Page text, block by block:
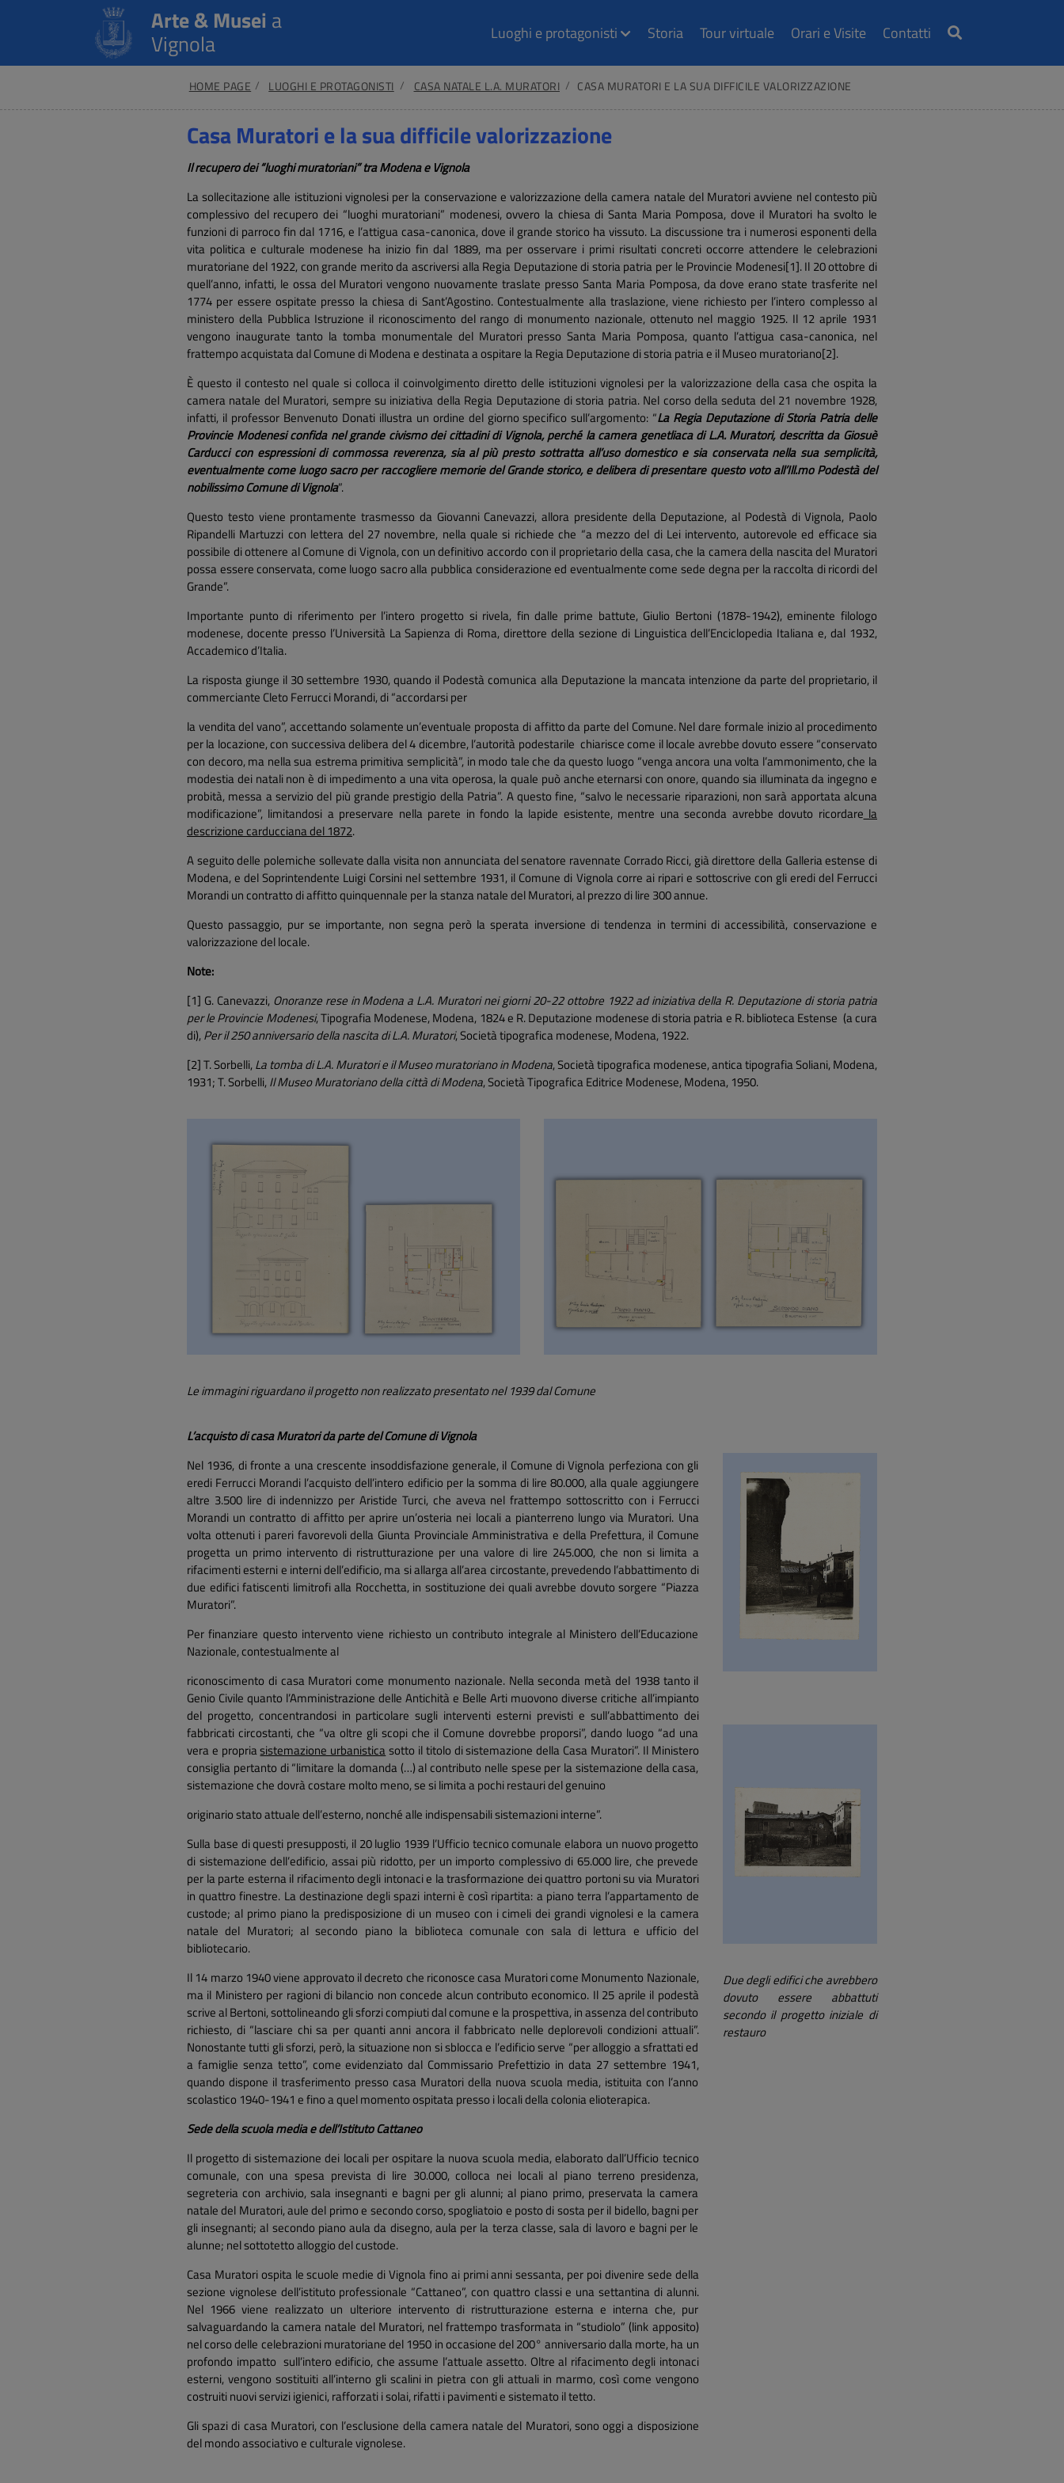
Arte & Musei a
Vignola Luoghi e protagonisti Storia Tour virtuale Orari e Visite Contatti
HOME PAGE LUOGHI E PROTAGONISTI CASA NATALE L.A. MURATORI CASA MURATORI E LA SUA DIFFICILE VALORIZZAZIONE
Casa Muratori e la sua difficile valorizzazione
Il recupero dei “luoghi muratoriani” tra Modena e Vignola
La sollecitazione alle istituzioni vignolesi per la conservazione e valorizzazione della camera natale del Muratori avviene nel contesto più
complessivo del recupero dei “luoghi muratoriani” modenesi, ovvero la chiesa di Santa Maria Pomposa, dove il Muratori ha svolto le
funzioni di parroco fin dal 1716, e l’attigua casa-canonica, dove il grande storico ha vissuto. La discussione tra i numerosi esponenti della
vita politica e culturale modenese ha inizio fin dal 1889, ma per osservare i primi risultati concreti occorre attendere le celebrazioni
muratoriane del 1922, con grande merito da ascriversi alla Regia Deputazione di storia patria per le Provincie Modenesi[1]. Il 20 ottobre di
quell’anno, infatti, le ossa del Muratori vengono nuovamente traslate presso Santa Maria Pomposa, da dove erano state trasferite nel
1774 per essere ospitate presso la chiesa di Sant’Agostino. Contestualmente alla traslazione, viene richiesto per l’intero complesso al
ministero della Pubblica Istruzione il riconoscimento del rango di monumento nazionale, ottenuto nel maggio 1925. Il 12 aprile 1931
vengono inaugurate tanto la tomba monumentale del Muratori presso Santa Maria Pomposa, quanto l’attigua casa-canonica, nel
frattempo acquistata dal Comune di Modena e destinata a ospitare la Regia Deputazione di storia patria e il Museo muratoriano[2].
È questo il contesto nel quale si colloca il coinvolgimento diretto delle istituzioni vignolesi per la valorizzazione della casa che ospita la
camera natale del Muratori, sempre su iniziativa della Regia Deputazione di storia patria. Nel corso della seduta del 21 novembre 1928,
infatti, il professor Benvenuto Donati illustra un ordine del giorno specifico sull’argomento: “La Regia Deputazione di Storia Patria delle
Provincie Modenesi confida nel grande civismo dei cittadini di Vignola, perché la camera genetliaca di L.A. Muratori, descritta da Giosuè
Carducci con espressioni di commossa reverenza, sia al più presto sottratta all’uso domestico e sia conservata nella sua semplicità,
eventualmente come luogo sacro per raccogliere memorie del Grande storico, e delibera di presentare questo voto all’Ill.mo Podestà del
nobilissimo Comune di Vignola”.
Questo testo viene prontamente trasmesso da Giovanni Canevazzi, allora presidente della Deputazione, al Podestà di Vignola, Paolo
Ripandelli Martuzzi con lettera del 27 novembre, nella quale si richiede che “a mezzo del di Lei intervento, autorevole ed efficace sia
possibile di ottenere al Comune di Vignola, con un definitivo accordo con il proprietario della casa, che la camera della nascita del Muratori
possa essere conservata, come luogo sacro alla pubblica considerazione ed eventualmente come sede degna per la raccolta di ricordi del
Grande”.
Importante punto di riferimento per l’intero progetto si rivela, fin dalle prime battute, Giulio Bertoni (1878-1942), eminente filologo
modenese, docente presso l’Università La Sapienza di Roma, direttore della sezione di Linguistica dell’Enciclopedia Italiana e, dal 1932,
Accademico d’Italia.
La risposta giunge il 30 settembre 1930, quando il Podestà comunica alla Deputazione la mancata intenzione da parte del proprietario, il
commerciante Cleto Ferrucci Morandi, di “accordarsi per
la vendita del vano”, accettando solamente un’eventuale proposta di affitto da parte del Comune. Nel dare formale inizio al procedimento
per la locazione, con successiva delibera del 4 dicembre, l’autorità podestarile chiarisce come il locale avrebbe dovuto essere “conservato
con decoro, ma nella sua estrema primitiva semplicità”, in modo tale che da questo luogo “venga ancora una volta l’ammonimento, che la
modestia dei natali non è di impedimento a una vita operosa, la quale può anche eternarsi con onore, quando sia illuminata da ingegno e
probità, messa a servizio del più grande prestigio della Patria”. A questo fine, “salvo le necessarie riparazioni, non sarà apportata alcuna
modificazione”, limitandosi a preservare nella parete in fondo la lapide esistente, mentre una seconda avrebbe dovuto ricordare la
descrizione carducciana del 1872.
A seguito delle polemiche sollevate dalla visita non annunciata del senatore ravennate Corrado Ricci, già direttore della Galleria estense di
Modena, e del Soprintendente Luigi Corsini nel settembre 1931, il Comune di Vignola corre ai ripari e sottoscrive con gli eredi del Ferrucci
Morandi un contratto di affitto quinquennale per la stanza natale del Muratori, al prezzo di lire 300 annue.
Questo passaggio, pur se importante, non segna però la sperata inversione di tendenza in termini di accessibilità, conservazione e
valorizzazione del locale.
Note:
[1] G. Canevazzi, Onoranze rese in Modena a L.A. Muratori nei giorni 20-22 ottobre 1922 ad iniziativa della R. Deputazione di storia patria
per le Provincie Modenesi, Tipografia Modenese, Modena, 1824 e R. Deputazione modenese di storia patria e R. biblioteca Estense (a cura
di),Per il 250 anniversario della nascita di L.A. Muratori, Società tipografica modenese, Modena, 1922.
[2] T. Sorbelli,La tomba di L.A. Muratori e il Museo muratoriano in Modena, Società tipografica modenese, antica tipografia Soliani, Modena,
1931; T. Sorbelli,Il Museo Muratoriano della città di Modena, Società Tipografica Editrice Modenese, Modena, 1950.
Le immagini riguardano il progetto non realizzato presentato nel 1939 dal Comune
L’acquisto di casa Muratori da parte del Comune di Vignola
Nel 1936, di fronte a una crescente insoddisfazione generale, il Comune di Vignola perfeziona con gli
eredi Ferrucci Morandi l’acquisto dell’intero edificio per la somma di lire 80.000, alla quale aggiungere
altre 3.500 lire di indennizzo per Aristide Turci, che aveva nel frattempo sottoscritto con i Ferrucci
Morandi un contratto di affitto per aprire un’osteria nei locali a pianterreno lungo via Muratori. Una
volta ottenuti i pareri favorevoli della Giunta Provinciale Amministrativa e della Prefettura, il Comune
progetta un primo intervento di ristrutturazione per una valore di lire 245.000, che non si limita a
rifacimenti esterni e interni dell’edificio, ma si allarga all’area circostante, prevedendo l’abbattimento di
due edifici fatiscenti limitrofi alla Rocchetta, in sostituzione dei quali avrebbe dovuto sorgere “Piazza
Muratori”.
Per finanziare questo intervento viene richiesto un contributo integrale al Ministero dell’Educazione
Nazionale, contestualmente al
riconoscimento di casa Muratori come monumento nazionale. Nella seconda metà del 1938 tanto il
Genio Civile quanto l’Amministrazione delle Antichità e Belle Arti muovono diverse critiche all’impianto
del progetto, concentrandosi in particolare sugli interventi esterni previsti e sull’abbattimento dei
fabbricati circostanti, che “va oltre gli scopi che il Comune dovrebbe proporsi”, dando luogo “ad una
vera e propriasistemazione urbanistica sotto il titolo di sistemazione della Casa Muratori”. Il Ministero
consiglia pertanto di “limitare la domanda (…) al contributo nelle spese per la sistemazione della casa,
sistemazione che dovrà costare molto meno, se si limita a pochi restauri del genuino
originario stato attuale dell’esterno, nonché alle indispensabili sistemazioni interne”.
Sulla base di questi presupposti, il 20 luglio 1939 l’Ufficio tecnico comunale elabora un nuovo progetto
di sistemazione dell’edificio, assai più ridotto, per un importo complessivo di 65.000 lire, che prevede
per la parte esterna il rifacimento degli intonaci e la trasformazione dei quattro portoni su via Muratori
in quattro finestre. La destinazione degli spazi interni è così ripartita: a piano terra l’appartamento de
custode; al primo piano la predisposizione di un museo con i cimeli dei grandi vignolesi e la camera
natale del Muratori; al secondo piano la biblioteca comunale con sala di lettura e ufficio del
bibliotecario.
Il 14 marzo 1940 viene approvato il decreto che riconosce casa Muratori come Monumento Nazionale,
ma il Ministero per ragioni di bilancio non concede alcun contributo economico. Il 25 aprile il podestà
scrive al Bertoni, sottolineando gli sforzi compiuti dal comune e la prospettiva, in assenza del contributo
richiesto, di “lasciare chi sa per quanti anni ancora il fabbricato nelle deplorevoli condizioni attuali”.
Nonostante tutti gli sforzi, però, la situazione non si sblocca e l’edificio serve “per alloggio a sfrattati ed
a famiglie senza tetto”, come evidenziato dal Commissario Prefettizio in data 27 settembre 1941,
quando dispone il trasferimento presso casa Muratori della nuova scuola media, istituita con l’anno
scolastico 1940-1941 e fino a quel momento ospitata presso i locali della colonia elioterapica.
Sede della scuola media e dell’Istituto Cattaneo
Il progetto di sistemazione dei locali per ospitare la nuova scuola media, elaborato dall’Ufficio tecnico
comunale, con una spesa prevista di lire 30.000, colloca nei locali al piano terreno presidenza,
segreteria con archivio, sala insegnanti e bagni per gli alunni; al piano primo, preservata la camera
natale del Muratori, aule del primo e secondo corso, spogliatoio e posto di sosta per il bidello, bagni per
gli insegnanti; al secondo piano aula da disegno, aula per la terza classe, sala di lavoro e bagni per le
alunne; nel sottotetto alloggio del custode.
Casa Muratori ospita le scuole medie di Vignola fino ai primi anni sessanta, per poi divenire sede della
sezione vignolese dell’istituto professionale “Cattaneo”, con quattro classi e una settantina di alunni.
Nel 1966 viene realizzato un ulteriore intervento di ristrutturazione esterna e interna che, pur
salvaguardando la camera natale del Muratori, nel frattempo trasformata in “studiolo” (link apposito)
nel corso delle celebrazioni muratoriane del 1950 in occasione del 200° anniversario dalla morte, ha un
profondo impatto sull’intero edificio, che assume l’attuale assetto. Oltre al rifacimento degli intonaci
esterni, vengono sostituiti all’interno gli scalini in pietra con gli attuali in marmo, così come vengono
costruiti nuovi servizi igienici, rafforzati i solai, rifatti i pavimenti e sistemato il tetto.
Gli spazi di casa Muratori, con l’esclusione della camera natale del Muratori, sono oggi a disposizione
del mondo associativo e culturale vignolese.
Due degli edifici che avrebbero
dovuto essere abbattuti
secondo il progetto iniziale di
restauro